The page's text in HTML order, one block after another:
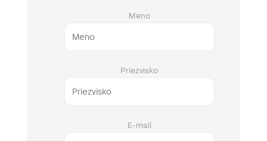
Meno
Priezvisko
E-mail